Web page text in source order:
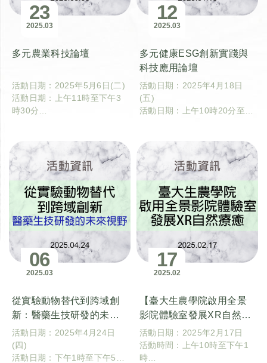
23
03
2025
多元農業科技論壇
活動日期：2025年5月6日(二)
活動日期：上午11時至下午3
時30分
12
03
2025
多元健康ESG創新實踐與
科技應用論壇
活動日期：2025年4月18日
(五)
活動日期：上午10時20分至下
院思亮館國際會議廳
06
03
2025
從實驗動物替代到跨域創
新：醫藥生技研發的未來
視野
活動日期：2025年4月24日
(四)
活動日期：下午1時至下午5時
17
02
2025
【臺大生農學院啟用全景
影院體驗室發展XR自然療
癒】
活動日期：2025年2月17日
活動時間：上午10時至下午1
時